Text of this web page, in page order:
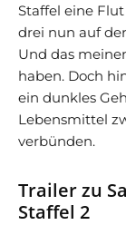
Staffel eine
drei nun auf
Und das
haben. Doch
ein dunkles
Lebensmittel
verbünden.
Trailer zu
Staffel 2